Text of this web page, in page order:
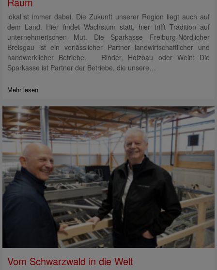
lokal ist immer dabei. Die Zukunft unserer Region liegt auch auf
dem Land. Hier findet Wachstum statt, hier trifft Tradition auf
unternehmerischen Mut. Die Sparkasse Freiburg-Nördlicher
Breisgau ist ein verlässlicher Partner landwirtschaftlicher und
handwerklicher Betriebe. Rinder, Holzbau oder Wein: Die
Sparkasse ist Partner der Betriebe, die unsere…
Mehr lesen
Vom Schwarzwald in die Welt